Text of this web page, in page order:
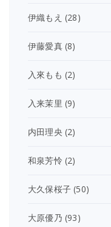
伊織もえ (28)
伊藤愛真(8)
入來もも (2)
入来茉里 (9)
内田理央 (2)
和泉芳怜 (2)
大久保桜子 (50)
大原優乃 (93)